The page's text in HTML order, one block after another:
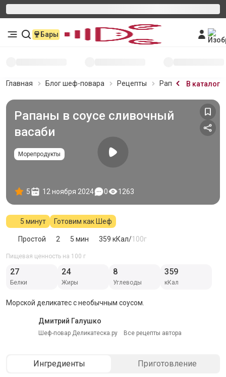
Бары
Главная Блог шеф-повара Рецепты Рапаны в соусе
В каталог
Рапаны в соусе сливочный
васаби
Морепродукты
5 12 ноября 2024 0 1263
5 минут Готовим как Шеф
Простой 2 5 мин 359 кКал/100г
Пищевая ценность на 100 г
27
Белки
24
Жиры
8
Углеводы
359
кКал
Морской деликатес с необычным соусом.
Дмитрий Галушко
Шеф-повар Деликатеска.ру Все рецепты автора
Ингредиенты Приготовление